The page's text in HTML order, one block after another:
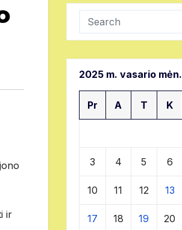
ir
2025 m. vasario mėn.
Pr A T K
3 4 5 6
10 11 12 13
17 18 19 20